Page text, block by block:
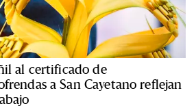
al certificado de
a San Cayetano reflejan